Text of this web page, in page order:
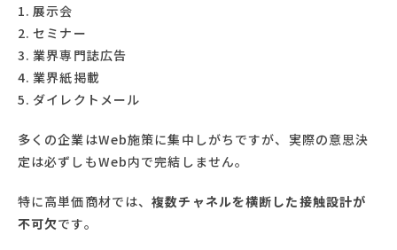
展示会
セミナー
業界専門誌広告
業界紙掲載
ダイレクトメール
多くの企業はWeb施策に集中しがちですが、実際の意思決
定は必ずしもWeb内で完結しません。
特に高単価商材では、複数チャネルを横断した接触設計が
不可欠です。